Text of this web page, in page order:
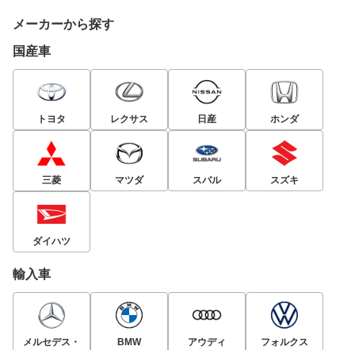
メーカーから探す
国産車
トヨタ レクサス 日産 ホンダ
三菱 マツダ スバル スズキ
ダイハツ
輸入車
メルセデス・
BMW アウディ
フォルクス